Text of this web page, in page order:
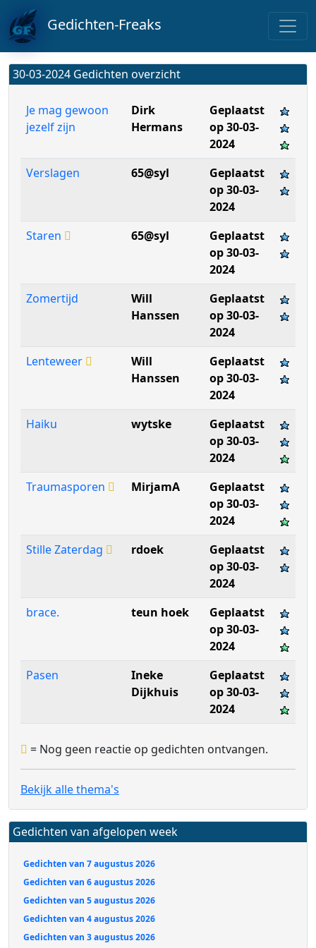
Gedichten-Freaks
30-03-2024 Gedichten overzicht
Je mag gewoon
jezelf zijn
Dirk
Hermans
Geplaatst
op 30-03-
2024
Verslagen
65@syl
Geplaatst
op 30-03-
2024
Staren
65@syl
Geplaatst
op 30-03-
2024
Zomertijd
Will
Hanssen
Geplaatst
op 30-03-
2024
Lenteweer
Will
Hanssen
Geplaatst
op 30-03-
2024
Haiku
wytske
Geplaatst
op 30-03-
2024
Traumasporen
MirjamA
Geplaatst
op 30-03-
2024
Stille Zaterdag
rdoek
Geplaatst
op 30-03-
2024
brace.
teun hoek
Geplaatst
op 30-03-
2024
Pasen
Ineke
Dijkhuis
Geplaatst
op 30-03-
2024
= Nog geen reactie op gedichten ontvangen.
Bekijk alle thema's
Gedichten van afgelopen week
Gedichten van 7 augustus 2026
Gedichten van 6 augustus 2026
Gedichten van 5 augustus 2026
Gedichten van 4 augustus 2026
Gedichten van 3 augustus 2026